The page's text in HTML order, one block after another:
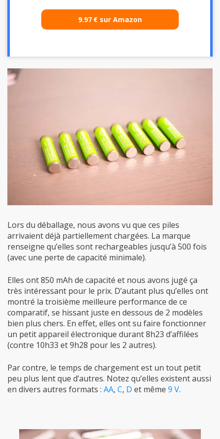
9.97 € sur Amazon
Lors du déballage, nous avons vu que ces piles
arrivaient déjà partiellement chargées. La marque
renseigne qu’elles sont rechargeables jusqu’à 500 fois
(avec une perte de capacité minimale).
Elles ont 850 mAh de capacité et nous avons jugé ça
très intéressant pour le prix. D’autant plus qu’elles ont
montré la troisième meilleure performance de ce
comparatif, se hissant juste en dessous de 2 modèles
bien plus chers. En effet, elles ont su faire fonctionner
un petit appareil électronique durant 8h23 d’affilées
(contre 10h33 et 9h28 pour les 2 autres).
Par contre, le temps de chargement est un tout petit
peu plus lent que d’autres. Notez qu’elles existent aussi
en divers autres formats : AA, C, D et même 9 V.